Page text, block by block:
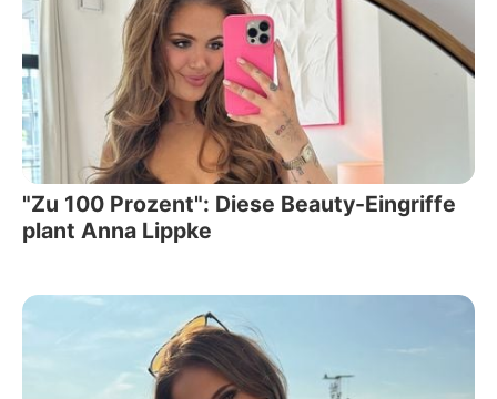
"Zu 100 Prozent": Diese Beauty-Eingriffe
plant Anna Lippke